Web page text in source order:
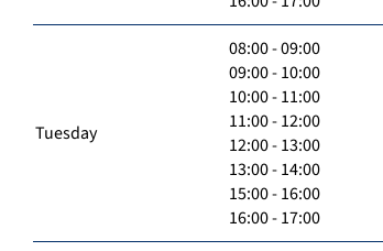
Tuesday
08:00 - 09:00
09:00 - 10:00
10:00 - 11:00
11:00 - 12:00
12:00 - 13:00
13:00 - 14:00
15:00 - 16:00
16:00 - 17:00